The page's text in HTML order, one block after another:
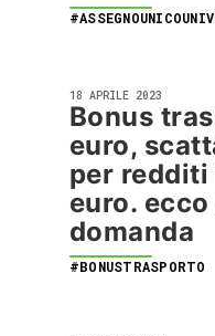
18 APRILE 2023
Bonus
euro,
per
euro.
domanda
#BONUSTRASPORTO